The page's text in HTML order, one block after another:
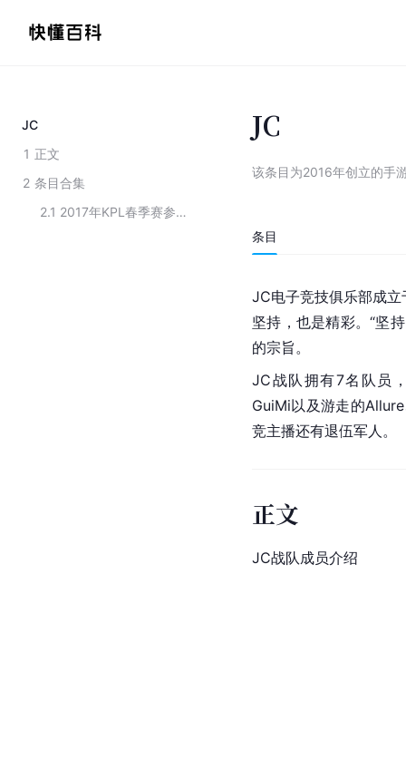
JC
1 正文
2 条目合集
2.1
2017年KPL春季赛参赛战队
JC
该条目为2016年创立的手
条目
JC电子竞技俱乐部成
坚持，也是精彩。“坚
的宗旨。
JC战队拥有7名队员
GuiMi以及游走的
竞主播还有退伍军人。
正文
JC战队成员介绍